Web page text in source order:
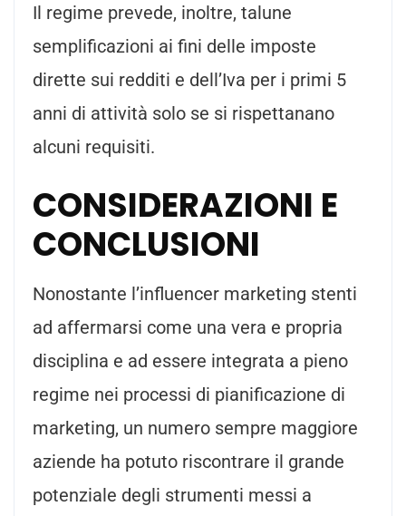
Il regime prevede, inoltre, talune
semplificazioni ai fini delle imposte
dirette sui redditi e dell’Iva per i primi 5
anni di attività solo se si rispettanano
alcuni requisiti.
CONSIDERAZIONI E
CONCLUSIONI
Nonostante l’influencer marketing stenti
ad affermarsi come una vera e propria
disciplina e ad essere integrata a pieno
regime nei processi di pianificazione di
marketing, un numero sempre maggiore
aziende ha potuto riscontrare il grande
potenziale degli strumenti messi a